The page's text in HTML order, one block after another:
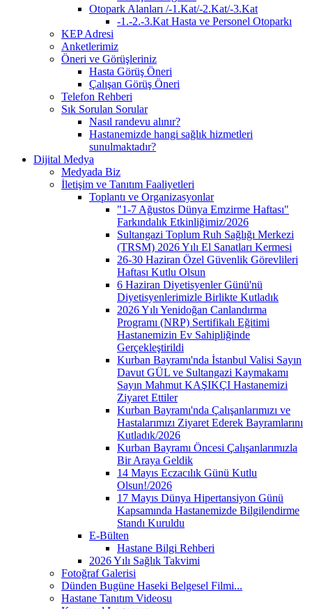
Otopark Alanları /-1.Kat/-2.Kat/-3.Kat
-1.-2.-3.Kat Hasta ve Personel Otoparkı
KEP Adresi
Anketlerimiz
Öneri ve Görüşleriniz
Hasta Görüş Öneri
Çalışan Görüş Öneri
Telefon Rehberi
Sık Sorulan Sorular
Nasıl randevu alınır?
Hastanemizde hangi sağlık hizmetleri
sunulmaktadır?
Dijital Medya
Medyada Biz
İletişim ve Tanıtım Faaliyetleri
Toplantı ve Organizasyonlar
"1-7 Ağustos Dünya Emzirme Haftası"
Farkındalık Etkinliğimiz/2026
Sultangazi Toplum Ruh Sağlığı Merkezi
(TRSM) 2026 Yılı El Sanatları Kermesi
26-30 Haziran Özel Güvenlik Görevlileri
Haftası Kutlu Olsun
6 Haziran Diyetisyenler Günü'nü
Diyetisyenlerimizle Birlikte Kutladık
2026 Yılı Yenidoğan Canlandırma
Programı (NRP) Sertifikalı Eğitimi
Hastanemizin Ev Sahipliğinde
Gerçekleştirildi
Kurban Bayramı'nda İstanbul Valisi Sayın
Davut GÜL ve Sultangazi Kaymakamı
Sayın Mahmut KAŞIKÇI Hastanemizi
Ziyaret Ettiler
Kurban Bayramı'nda Çalışanlarımızı ve
Hastalarımızı Ziyaret Ederek Bayramlarını
Kutladık/2026
Kurban Bayramı Öncesi Çalışanlarımızla
Bir Araya Geldik
14 Mayıs Eczacılık Günü Kutlu
Olsun!/2026
17 Mayıs Dünya Hipertansiyon Günü
Kapsamında Hastanemizde Bilgilendirme
Standı Kuruldu
E-Bülten
Hastane Bilgi Rehberi
2026 Yılı Sağlık Takvimi
Fotoğraf Galerisi
Dünden Bugüne Haseki Belgesel Filmi...
Hastane Tanıtım Videosu